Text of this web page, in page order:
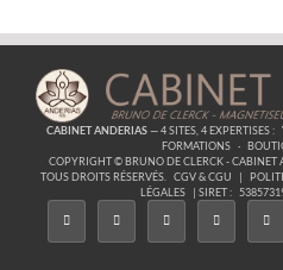
CABINET ANDERIAS— 4 SITES, 4 EXPERTISES :
FORMATIONS ·
COPYRIGHT © BRUNO DE CLERCK - CABINET
TOUS DROITS RÉSERVÉS.
CGV & CGU |
LÉGALES
| SIRET :